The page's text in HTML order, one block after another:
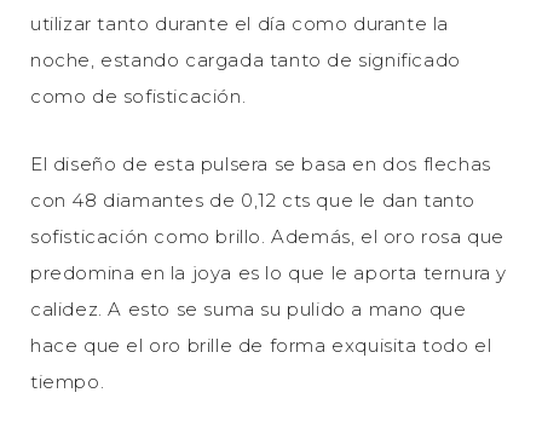
utilizar tanto durante el día como durante la
noche, estando cargada tanto de significado
como de sofisticación.
El diseño de esta pulsera se basa en dos flechas
con 48 diamantes de 0,12 cts que le dan tanto
sofisticación como brillo. Además, el oro rosa que
predomina en la joya es lo que le aporta ternura y
calidez. A esto se suma su pulido a mano que
hace que el oro brille de forma exquisita todo el
tiempo.